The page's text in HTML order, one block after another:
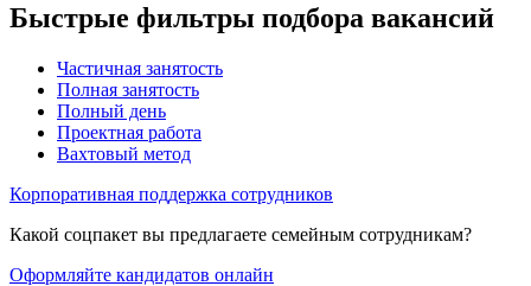
Быстрые фильтры подбора вакансий
Частичная занятость
Полная занятость
Полный день
Проектная работа
Вахтовый метод
Корпоративная поддержка сотрудников
Какой соцпакет вы предлагаете семейным сотрудникам?
Оформляйте кандидатов онлайн